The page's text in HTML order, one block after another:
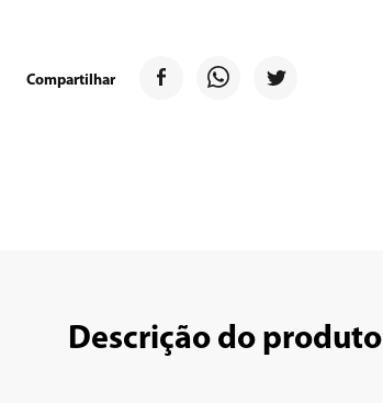
Compartilhar
Descrição do produto